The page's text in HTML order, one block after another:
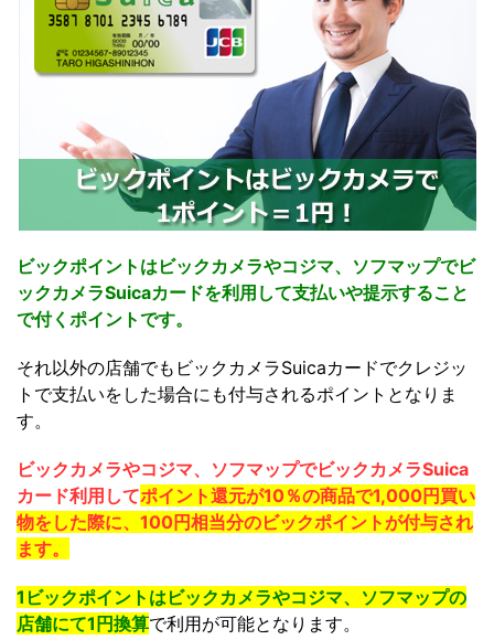
ビックポイントはビックカメラやコジマ、ソフマップでビ
ックカメラSuicaカードを利用して支払いや提示すること
で付くポイントです。
それ以外の店舗でもビックカメラSuicaカードでクレジッ
トで支払いをした場合にも付与されるポイントとなりま
す。
ビックカメラやコジマ、ソフマップでビックカメラSuica
カード利用してポイント還元が10％の商品で1,000円買い
物をした際に、100円相当分のビックポイントが付与され
ます。
1ビックポイントはビックカメラやコジマ、ソフマップの
店舗にて1円換算で利用が可能となります。